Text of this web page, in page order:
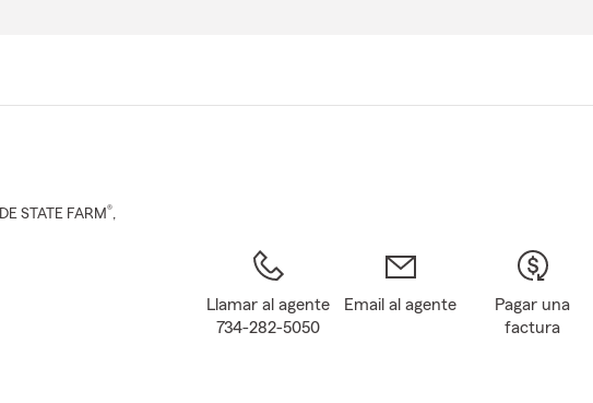
STATE FARM®,
Llamar al agente
734-282-5050
Email al agente
Pagar una
factura